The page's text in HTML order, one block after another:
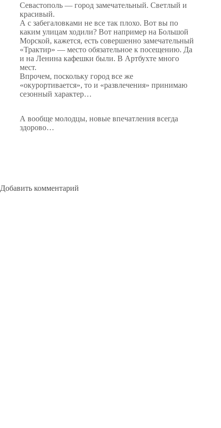
Севастополь — город замечательный. Светлый и
красивый.
А с забегаловками не все так плохо. Вот вы по
каким улицам ходили? Вот например на Большой
Морской, кажется, есть совершенно замечательный
«Трактир» — место обязательное к посещению. Да
и на Ленина кафешки были. В Артбухте много
мест.
Впрочем, поскольку город все же
«окурортивается», то и «развлечения» принимаю
сезонный характер…
А вообще молодцы, новые впечатления всегда
здорово…
Добавить комментарий